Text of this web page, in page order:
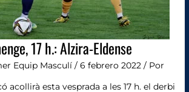
17 h.: Alzira-Eldense
Equip Masculí / 6 febrero 2022 / Por
acollirà esta vesprada a les 17 h. el derbi